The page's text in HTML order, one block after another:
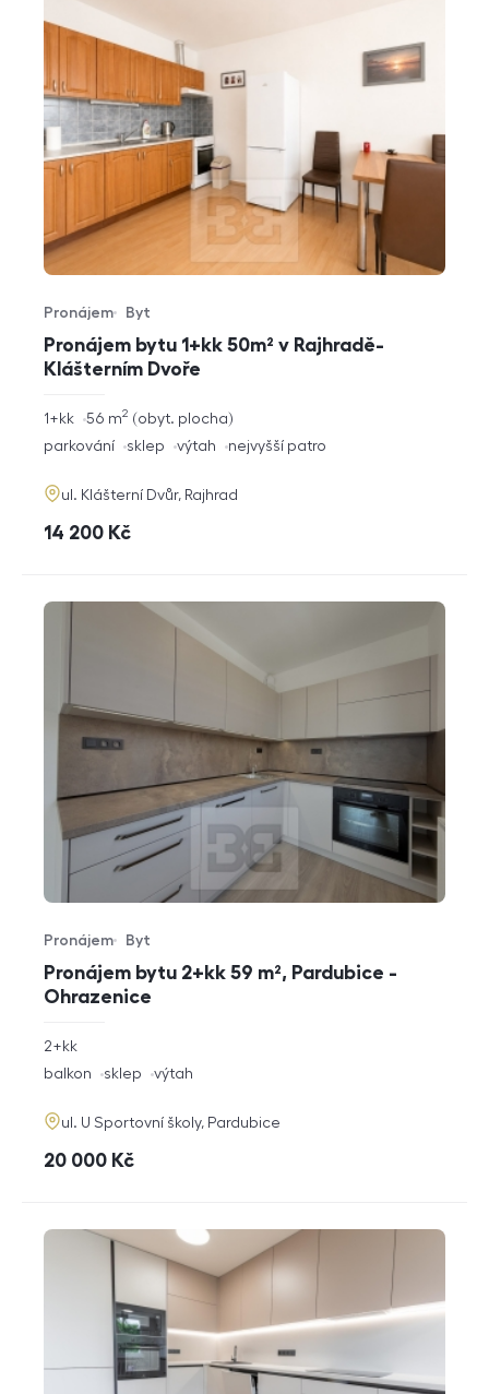
Pronájem bytu 1+kk 50m² v Rajhradě-
Klášterním Dvoře
Typ nabídky
Pronájem
Typ nemovitosti
Byt
rozměry
dispozice
1+kk obyt. plocha
56 m2
funkce
parkování sklep výtah nejvyšší patro
adresa
ul. Klášterní Dvůr, Rajhrad
cena
14 200 Kč
Pronájem bytu 2+kk 59 m², Pardubice -
Ohrazenice
Typ nabídky
Pronájem
Typ nemovitosti
Byt
rozměry
dispozice
2+kk
funkce
balkon sklep výtah
adresa
ul. U Sportovní školy, Pardubice
cena
20 000 Kč